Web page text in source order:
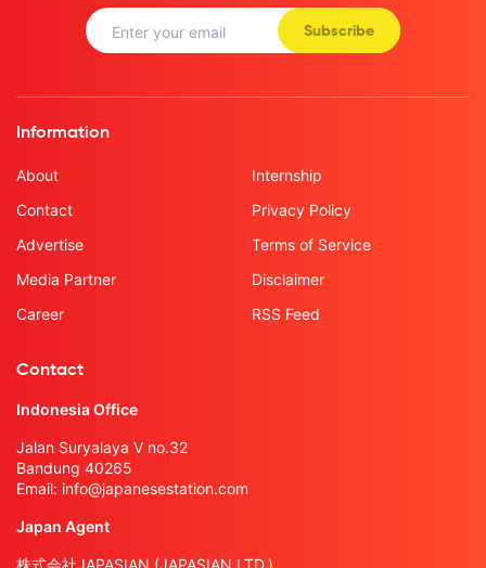
Subscribe
Information
About
Contact
Advertise
Media Partner
Career
Internship
Privacy Policy
Terms of Service
Disclaimer
RSS Feed
Contact
Indonesia Office
Jalan Suryalaya V no.32
Bandung 40265
Email: info@japanesestation.com
Japan Agent
株式会社JAPASIAN (JAPASIAN LTD.)